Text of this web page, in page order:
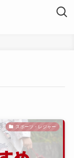
スポーツ・レジャー